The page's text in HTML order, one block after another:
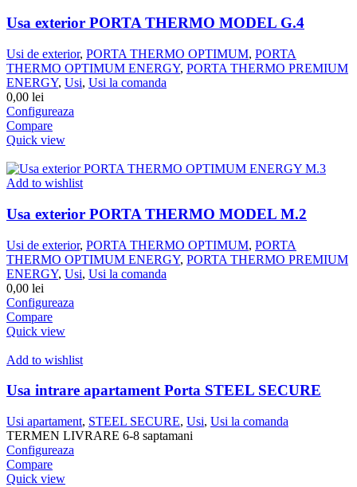
Usa exterior PORTA THERMO MODEL G.4
Usi de exterior, PORTA THERMO OPTIMUM, PORTA
THERMO OPTIMUM ENERGY, PORTA THERMO PREMIUM
ENERGY, Usi, Usi la comanda
0,00 lei
Configureaza
Compare
Quick view
Add to wishlist
Usa exterior PORTA THERMO MODEL M.2
Usi de exterior, PORTA THERMO OPTIMUM, PORTA
THERMO OPTIMUM ENERGY, PORTA THERMO PREMIUM
ENERGY, Usi, Usi la comanda
0,00 lei
Configureaza
Compare
Quick view
Add to wishlist
Usa intrare apartament Porta STEEL SECURE
Usi apartament, STEEL SECURE, Usi, Usi la comanda
TERMEN LIVRARE 6-8 saptamani
Configureaza
Compare
Quick view